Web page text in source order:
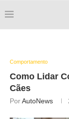
Comportamento
Como Lidar
Cães
PorAutoNews